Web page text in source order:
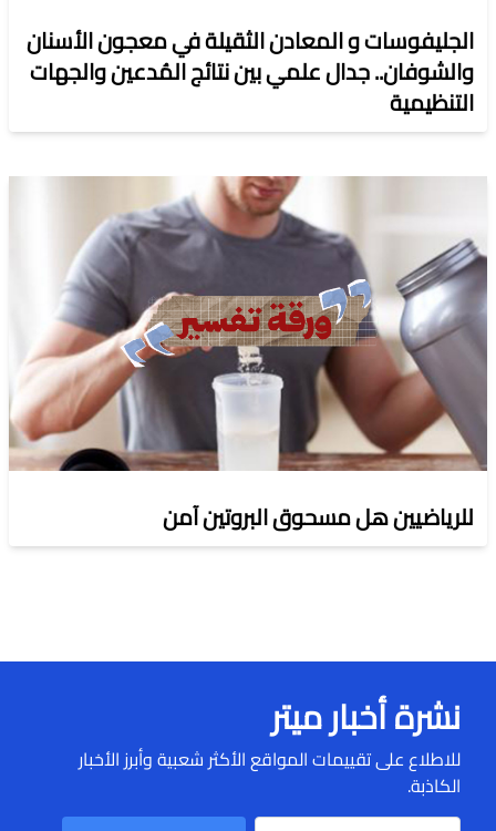
الجليفوسات و المعادن الثقيلة في معجون الأسنان
والشوفان.. جدال علمي بين نتائج المُدعين والجهات
التنظيمية
للرياضيين هل مسحوق البروتين آمن
نشرة أخبار ميتر
للاطلاع على تقييمات المواقع الأكثر شعبية وأبرز الأخبار
الكاذبة.